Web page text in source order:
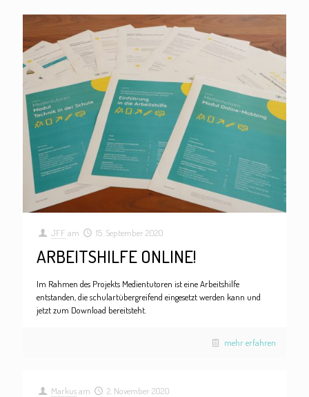
JFF am 15. September 2020
ARBEITSHILFE ONLINE!
Im Rahmen des Projekts Medientutoren ist eine Arbeitshilfe
entstanden, die schulartübergreifend eingesetzt werden kann und
jetzt zum Download bereitsteht.
mehr erfahren
Markusam 2. November 2020